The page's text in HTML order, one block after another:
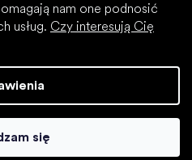
nam one podnosić
usług. Czy interesują Cię
się
Shoptet
prawa zastrzeżone.